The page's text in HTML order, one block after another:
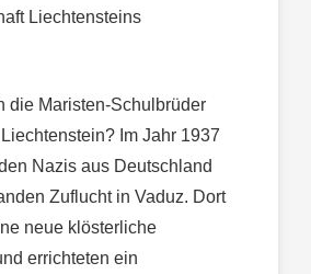
Liechtensteins
die Maristen-Schulbrüder
Im Jahr 1937
Nazis aus Deutschland
Zuflucht in Vaduz. Dort
neue klösterliche
errichteten ein